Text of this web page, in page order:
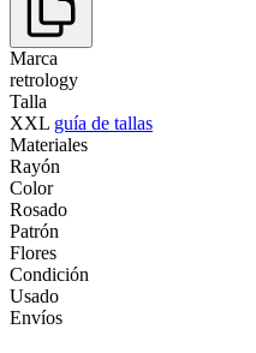
Marca
retrology
Talla
XXL guía de tallas
Materiales
Rayón
Color
Rosado
Patrón
Flores
Condición
Usado
Envíos